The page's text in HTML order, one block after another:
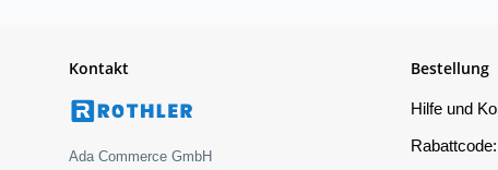
Kontakt
Ada Commerce GmbH
Bestellung
Hilfe und